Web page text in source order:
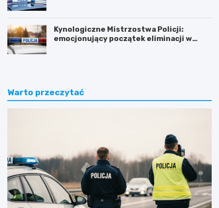
Kynologiczne Mistrzostwa Policji:
emocjonujący początek eliminacji w
Warto przeczytać